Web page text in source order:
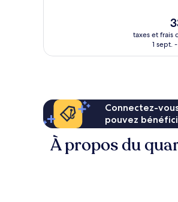
Le
taxes et frais
1 sept.
Connectez-
pouvez
À propos du